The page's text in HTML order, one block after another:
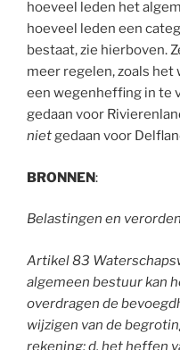
hoeveel leden het
hoeveel leden een
bestaat, zie hierboven.
meer regelen, zoals
een wegenheffing in te
gedaan voor
nietgedaan voor
BRONNEN:
Belastingen en
Artikel 83
algemeen bestuur kan
overdragen de
wijzigen van de
rekening; d. het heffen